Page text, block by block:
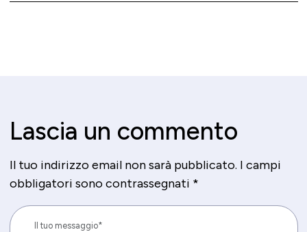
Lascia un commento
Il tuo indirizzo email non sarà pubblicato. I campi
obbligatori sono contrassegnati *